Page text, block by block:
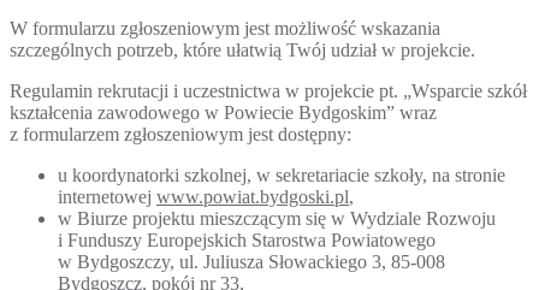
W formularzu zgłoszeniowym jest możliwość wskazania
szczególnych potrzeb, które ułatwią Twój udział w projekcie.
Regulamin rekrutacji i uczestnictwa w projekcie pt. „Wsparcie szkół
kształcenia zawodowego w Powiecie Bydgoskim” wraz
z formularzem zgłoszeniowym jest dostępny:
u koordynatorki szkolnej, w sekretariacie szkoły, na stronie
internetowej www.powiat.bydgoski.pl,
w Biurze projektu mieszczącym się w Wydziale Rozwoju
i Funduszy Europejskich Starostwa Powiatowego
w Bydgoszczy, ul. Juliusza Słowackiego 3, 85-008
Bydgoszcz, pokój nr 33,